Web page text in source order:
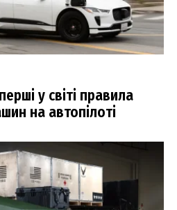
у світі правила
на автопілоті